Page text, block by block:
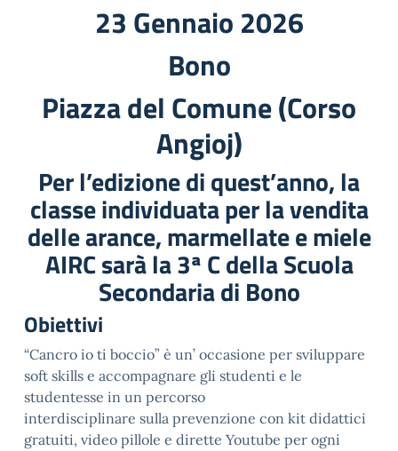
23 Gennaio 2026
Bono
Piazza del Comune (Corso
Angioj)
Per l’edizione di quest’anno, la
classe individuata per la vendita
delle arance, marmellate e miele
AIRC sarà la 3ª C della Scuola
Secondaria di Bono
Obiettivi
“Cancro io ti boccio” è un’ occasione per sviluppare
soft skills e accompagnare gli studenti e le
studentesse in un percorso
interdisciplinare sulla prevenzione con kit didattici
gratuiti, video pillole e dirette Youtube per ogni